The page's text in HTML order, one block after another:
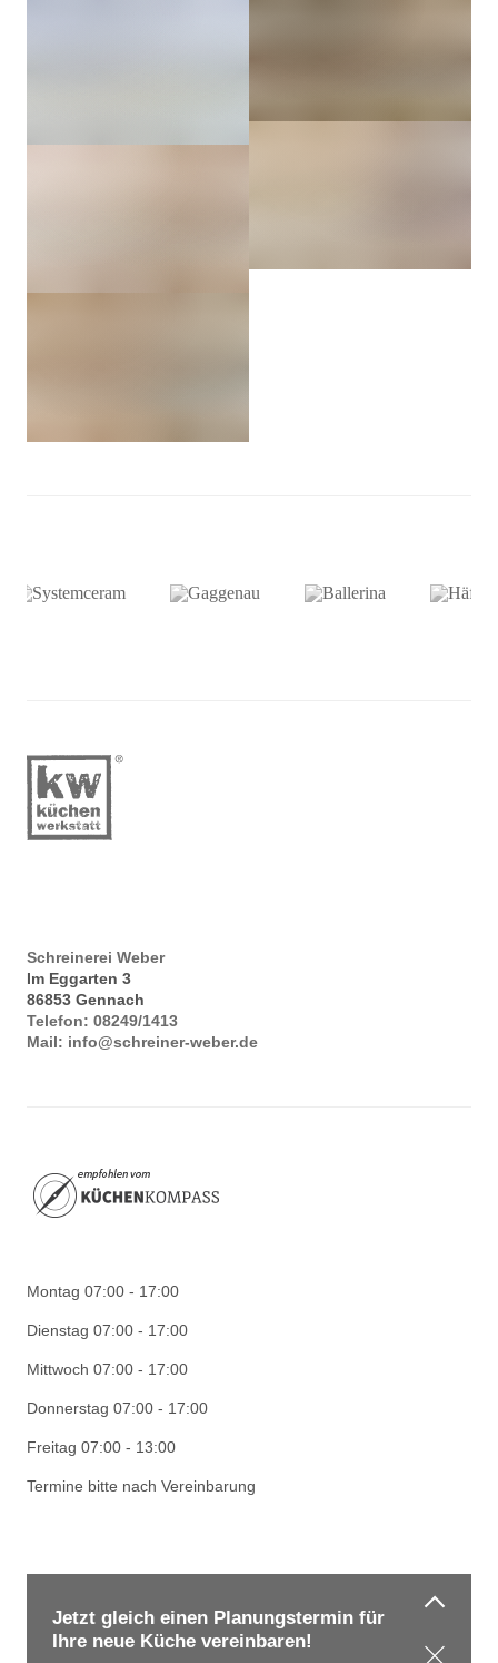
Jetzt gleich einen Planungstermin für
Ihre neue Küche vereinbaren!
Schreinerei Weber
Im Eggarten 3
86853 Gennach
Telefon: 08249/1413
Mail: info@schreiner-weber.de
Montag 07:00 - 17:00
Dienstag 07:00 - 17:00
Mittwoch 07:00 - 17:00
Donnerstag 07:00 - 17:00
Freitag 07:00 - 13:00
Termine bitte nach Vereinbarung
Impressum |
Datenschutz
kw küchenwerkstatt
- Die besten Marken finden Sie bei
kw küchenwerkstatt